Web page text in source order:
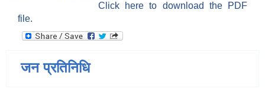
Click here to download the PDF
file.
जन प्रतिनिधि